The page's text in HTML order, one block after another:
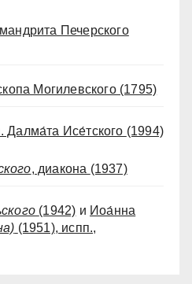
Печерского
Могилевского (1795)
Исе́тского (1994)
, диакона (1937)
(1942) и Иоа́нна
(1951), испп.,